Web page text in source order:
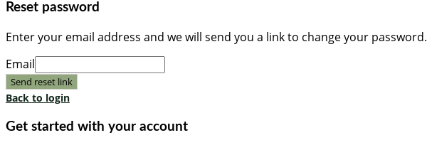
Reset password
Enter your email address and we will send you a link to change your password.
Email
Send reset link
Back to login
Get started with your account